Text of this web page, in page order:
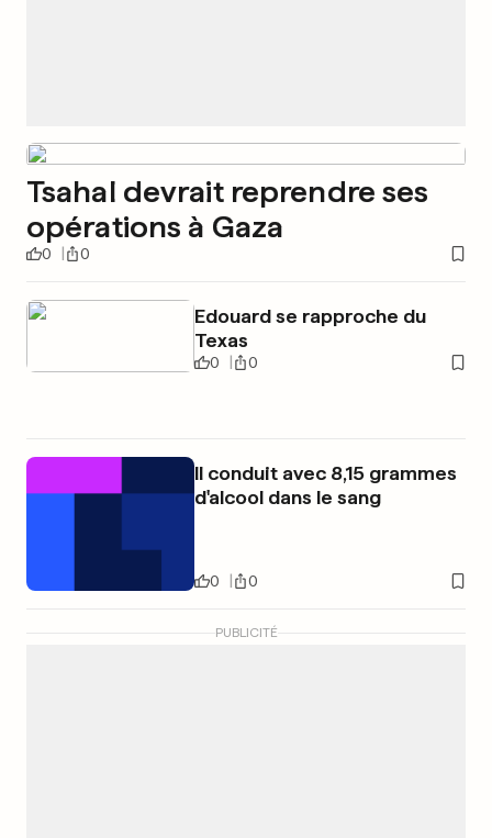
Tsahal devrait reprendre ses
opérations à Gaza
0 0
Edouard se rapproche du
Texas
0 0
Il conduit avec 8,15 grammes
d'alcool dans le sang
0 0
PUBLICITÉ